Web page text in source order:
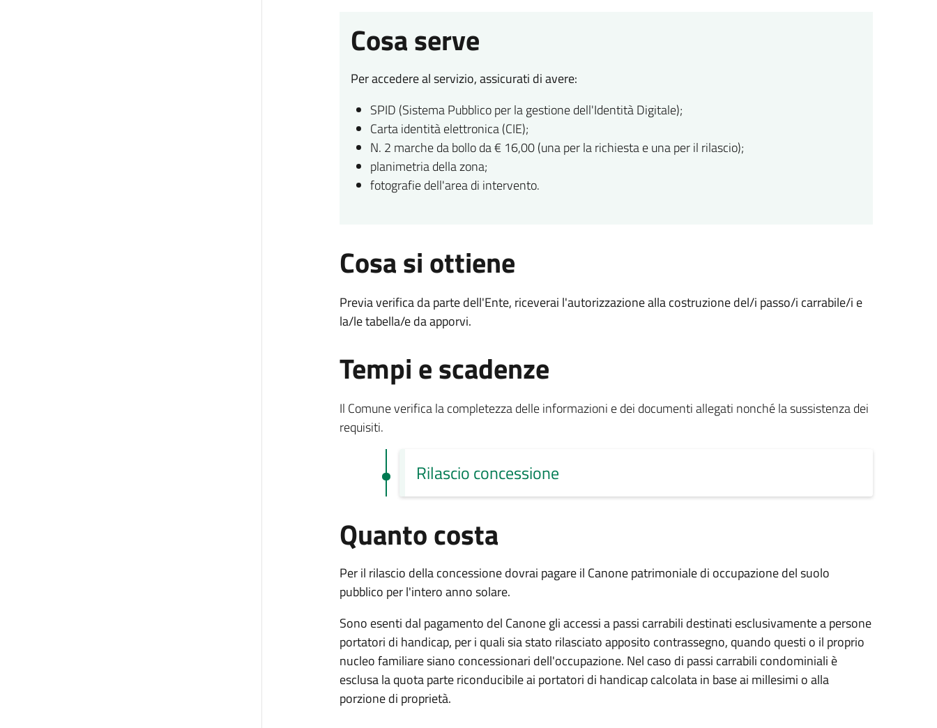
Cosa serve
Per accedere al servizio, assicurati di avere:
SPID (Sistema Pubblico per la gestione dell'Identità Digitale);
Carta identità elettronica (CIE);
N. 2 marche da bollo da € 16,00 (una per la richiesta e una per il rilascio);
planimetria della zona;
fotografie dell'area di intervento.
Cosa si ottiene
Previa verifica da parte dell'Ente, riceverai l'autorizzazione alla costruzione del/i passo/i carrabile/i e
la/le tabella/e da apporvi.
Tempi e scadenze
Il Comune verifica la completezza delle informazioni e dei documenti allegati nonché la sussistenza dei
requisiti.
Rilascio concessione
Quanto costa
Per il rilascio della concessione dovrai pagare il Canone patrimoniale di occupazione del suolo
pubblico per l'intero anno solare.
Sono esenti dal pagamento del Canone gli accessi a passi carrabili destinati esclusivamente a persone
portatori di handicap, per i quali sia stato rilasciato apposito contrassegno, quando questi o il proprio
nucleo familiare siano concessionari dell'occupazione. Nel caso di passi carrabili condominiali è
esclusa la quota parte riconducibile ai portatori di handicap calcolata in base ai millesimi o alla
porzione di proprietà.